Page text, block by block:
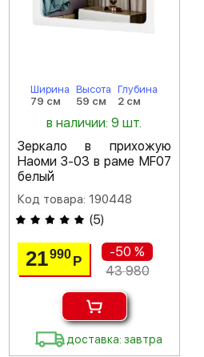
Ширина
79 см
Высота
59 см
Глубина
2 см
в наличии: 9 шт.
Зеркало в прихожую
Наоми З-03 в раме MF07
белый
Код товара: 190448
(5)
21990Р
-50 %
43 980
доставка: завтра